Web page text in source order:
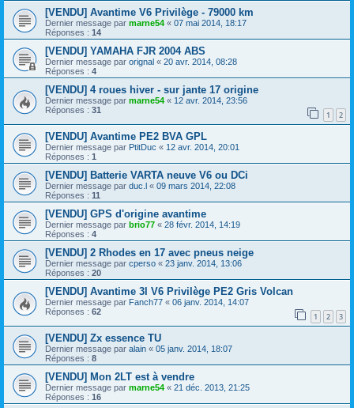
[VENDU] Avantime V6 Privilège - 79000 km
Dernier message par marne54 « 07 mai 2014, 18:17
Réponses : 14
[VENDU] YAMAHA FJR 2004 ABS
Dernier message par orignal « 20 avr. 2014, 08:28
Réponses : 4
[VENDU] 4 roues hiver - sur jante 17 origine
Dernier message par marne54 « 12 avr. 2014, 23:56
Réponses : 31 1 2
[VENDU] Avantime PE2 BVA GPL
Dernier message par PtitDuc « 12 avr. 2014, 20:01
Réponses : 1
[VENDU] Batterie VARTA neuve V6 ou DCi
Dernier message par duc.l « 09 mars 2014, 22:08
Réponses : 11
[VENDU] GPS d'origine avantime
Dernier message par brio77 « 28 févr. 2014, 14:19
Réponses : 4
[VENDU] 2 Rhodes en 17 avec pneus neige
Dernier message par cperso « 23 janv. 2014, 13:06
Réponses : 20
[VENDU] Avantime 3l V6 Privilège PE2 Gris Volcan
Dernier message par Fanch77 « 06 janv. 2014, 14:07
Réponses : 62 1 2 3
[VENDU] Zx essence TU
Dernier message par alain « 05 janv. 2014, 18:07
Réponses : 8
[VENDU] Mon 2LT est à vendre
Dernier message par marne54 « 21 déc. 2013, 21:25
Réponses : 16